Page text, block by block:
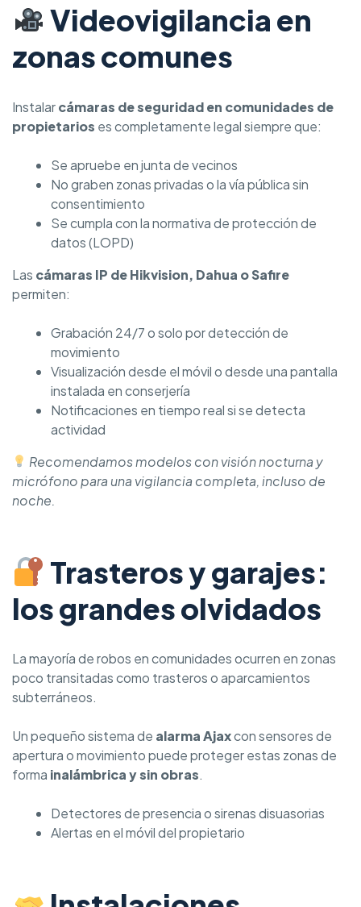
Videovigilancia en
zonas comunes
Instalarcámaras de seguridad en comunidades de
propietarios es completamente legal siempre que:
Se apruebe en junta de vecinos
No graben zonas privadas o la vía pública sin
consentimiento
Se cumpla con la normativa de protección de
datos (LOPD)
Las cámaras IP de Hikvision, Dahua o Safire
permiten:
Grabación 24/7 o solo por detección de
movimiento
Visualización desde el móvil o desde una pantalla
instalada en conserjería
Notificaciones en tiempo real si se detecta
actividad
Recomendamos modelos con visión nocturna y
micrófono para una vigilancia completa, incluso de
noche.
Trasteros y garajes:
los grandes olvidados
La mayoría de robos en comunidades ocurren en zonas
poco transitadas como trasteros o aparcamientos
subterráneos.
Un pequeño sistema de alarma Ajaxcon sensores de
apertura o movimiento puede proteger estas zonas de
forma inalámbrica y sin obras.
Detectores de presencia o sirenas disuasorias
Alertas en el móvil del propietario